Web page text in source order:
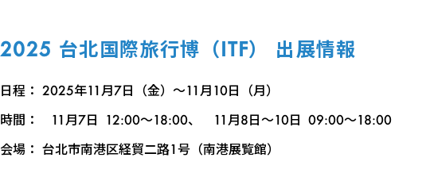
2025 台北国際旅行博（ITF） 出展情報
日程： 2025年11月7日（金）〜11月10日（月）
時間： 11月7日 12:00〜18:00、 11月8日〜10日 09:00〜18:00
会場： 台北市南港区経貿二路1号（南港展覧館）